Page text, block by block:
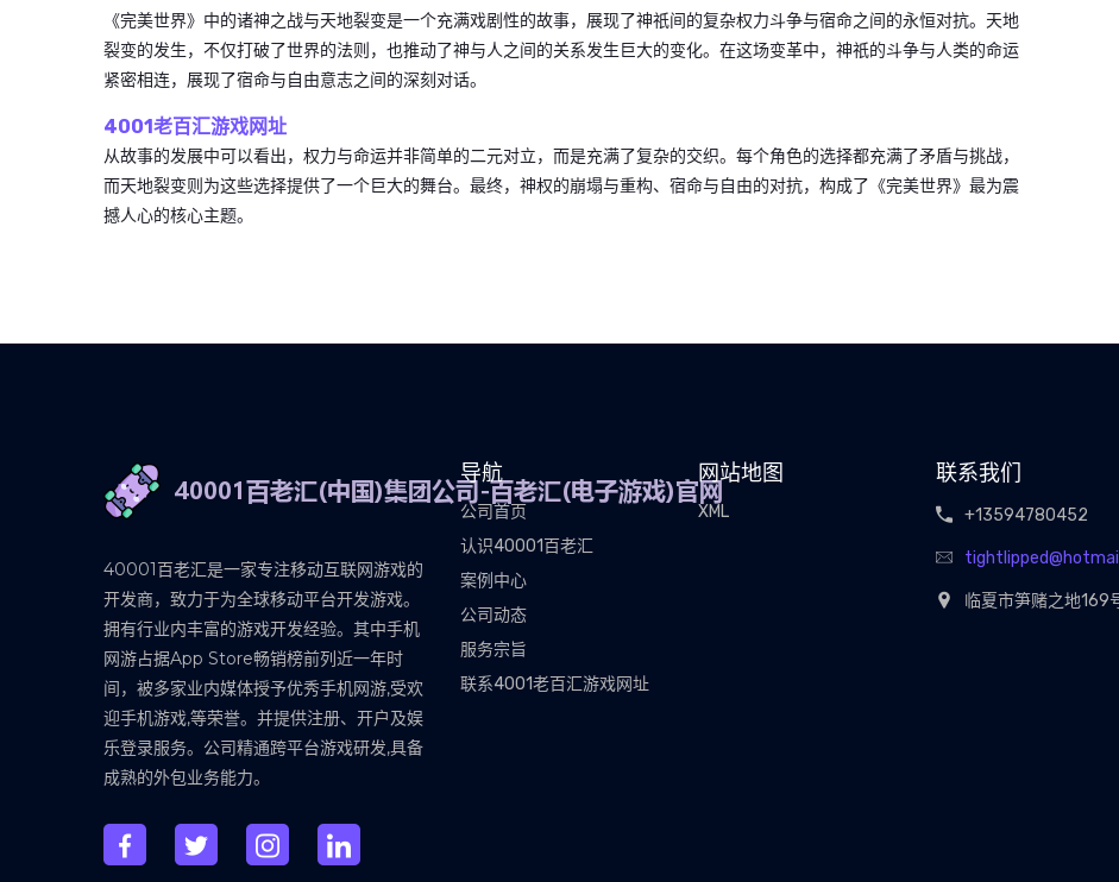
《完美世界》中的诸神之战与天地裂变是一个充满戏剧性的故事，展现了神祇间的复杂权力斗争与宿命之间的永恒对抗。天地
裂变的发生，不仅打破了世界的法则，也推动了神与人之间的关系发生巨大的变化。在这场变革中，神祇的斗争与人类的命运
紧密相连，展现了宿命与自由意志之间的深刻对话。
4001老百汇游戏网址
从故事的发展中可以看出，权力与命运并非简单的二元对立，而是充满了复杂的交织。每个角色的选择都充满了矛盾与挑战，
而天地裂变则为这些选择提供了一个巨大的舞台。最终，神权的崩塌与重构、宿命与自由的对抗，构成了《完美世界》最为震
撼人心的核心主题。
40001百老汇是一家专注移动互联网游戏的
开发商，致力于为全球移动平台开发游戏。
拥有行业内丰富的游戏开发经验。其中手机
网游占据App Store畅销榜前列近一年时
间，被多家业内媒体授予优秀手机网游,受欢
迎手机游戏,等荣誉。并提供注册、开户及娱
乐登录服务。公司精通跨平台游戏研发,具备
成熟的外包业务能力。
导航
公司首页
认识40001百老汇
案例中心
公司动态
服务宗旨
联系4001老百汇游戏网址
网站地图
XML
联系我们
+13594780452
临夏市笋赌之地169